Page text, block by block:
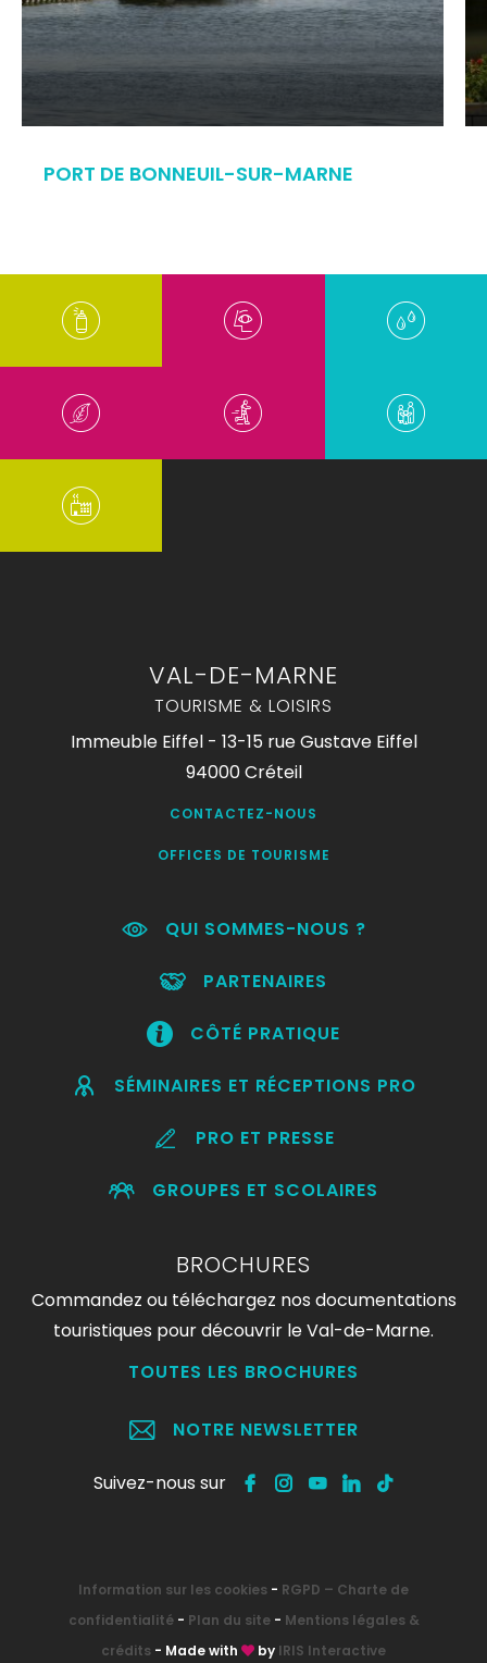
PORT DE BONNEUIL-SUR-MARNE
VAL-DE-MARNE
TOURISME & LOISIRS
Immeuble Eiffel - 13-15 rue Gustave Eiffel
94000 Créteil
CONTACTEZ-NOUS
OFFICES DE TOURISME
QUI SOMMES-NOUS ?
PARTENAIRES
CÔTÉ PRATIQUE
SÉMINAIRES ET RÉCEPTIONS PRO
PRO ET PRESSE
GROUPES ET SCOLAIRES
BROCHURES
Commandez ou téléchargez nos documentations
touristiques pour découvrir le Val-de-Marne.
TOUTES LES BROCHURES
NOTRE NEWSLETTER
Suivez-nous sur
Information sur les cookies - RGPD – Charte de
confidentialité- Plan du site- Mentions légales &
crédits - Made with by IRIS Interactive